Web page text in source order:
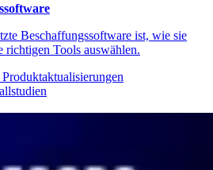
Beschaffungssoftware ist, wie sie
Tools auswählen.
Produktaktualisierungen